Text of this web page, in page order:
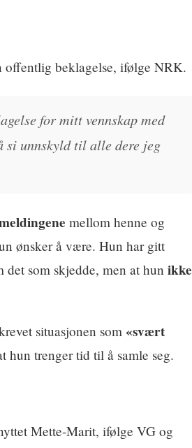
beklagelse, ifølge NRK.
for mitt vennskap med
si unnskyld til alle dere jeg
mellom henne og
ønsker å være. Hun har gitt
det som skjedde, men at hun ikke
situasjonen som «svært
hun trenger tid til å samle seg.
Mette-Marit, ifølge VG og